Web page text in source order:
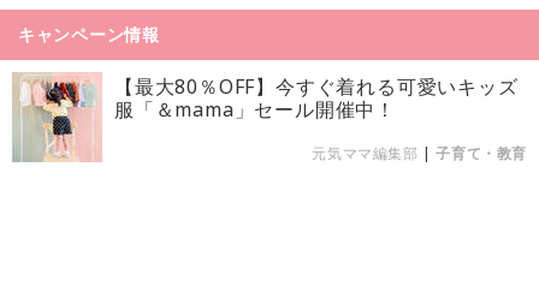
キャンペーン情報
【最大80％OFF】今すぐ着れる可愛いキッズ
服「＆mama」セール開催中！
元気ママ編集部 |子育て・教育